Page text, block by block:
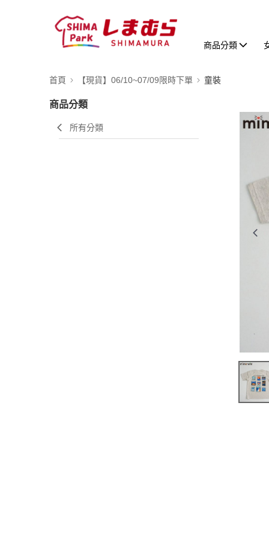
商品分類
首頁 【現貨】06/10~07/09限時下單 童裝
商品分類
所有分類